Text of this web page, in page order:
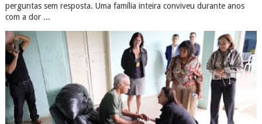
perguntas sem resposta. Uma família inteira conviveu durante anos
com a dor ...